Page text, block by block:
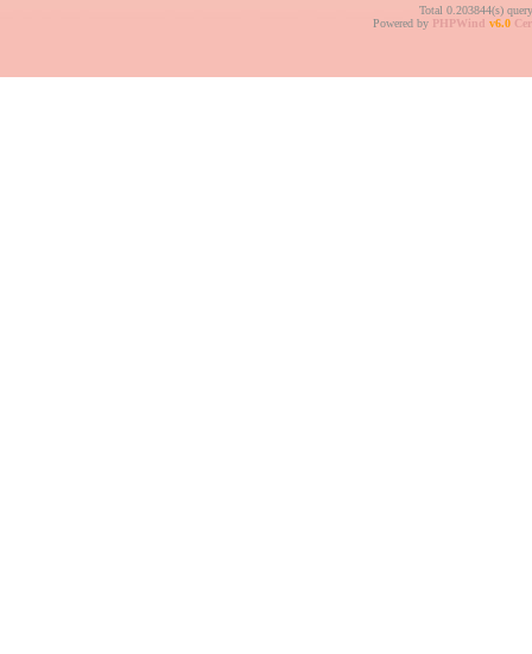
Total 0.203844(s)
Powered by PHPWind v6.0